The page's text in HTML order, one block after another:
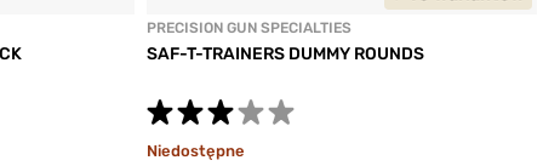
PRECISION GUN SPECIALTIES
SAF-T-TRAINERS DUMMY ROUNDS
Niedostępne